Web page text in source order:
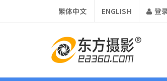
繁体中文 ENGLISH 登